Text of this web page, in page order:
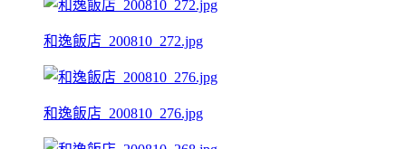
和逸飯店_200810_272.jpg
和逸飯店_200810_276.jpg